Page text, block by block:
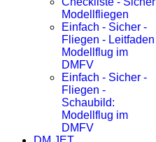
Modellfliegen
Einfach - Sicher -
Fliegen - Leitfaden
Modellflug im
DMFV
Einfach - Sicher -
Fliegen -
Schaubild:
Modellflug im
DMFV